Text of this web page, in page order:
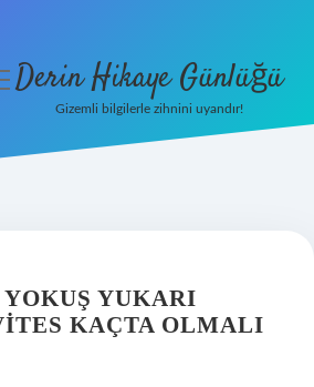
Derin Hikaye Günlüğü
Gizemli bilgilerle zihnini uyandır!
YUKARI
KAÇTA OLMALI